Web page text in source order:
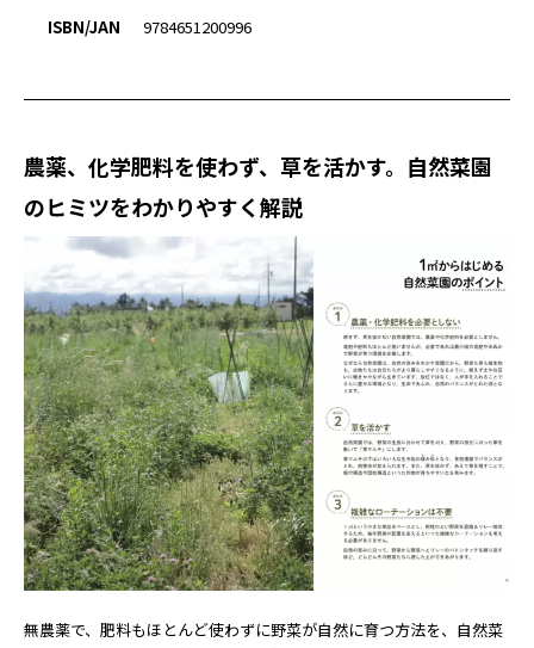
ISBN/JAN
9784651200996
農薬、化学肥料を使わず、草を活かす。自然菜園
のヒミツをわかりやすく解説
無農薬で、肥料もほとんど使わずに野菜が自然に育つ方法を、自然菜